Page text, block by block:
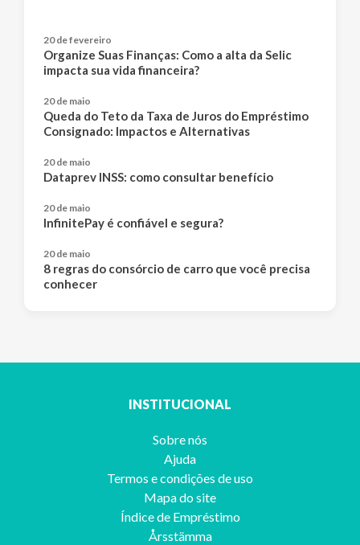
20 de fevereiro
Organize Suas Finanças: Como a alta da Selic
impacta sua vida financeira?
20 de maio
Queda do Teto da Taxa de Juros do Empréstimo
Consignado: Impactos e Alternativas
20 de maio
Dataprev INSS: como consultar benefício
20 de maio
InfinitePay é confiável e segura?
20 de maio
8 regras do consórcio de carro que você precisa
conhecer
INSTITUCIONAL
Sobre nós
Ajuda
Termos e condições de uso
Mapa do site
Índice de Empréstimo
Årsstämma